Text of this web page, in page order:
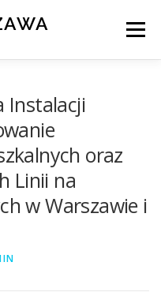
Menu
– WARSZAWA I OKOLICE
Instalacji
oraz
Linii na
w Warszawie i